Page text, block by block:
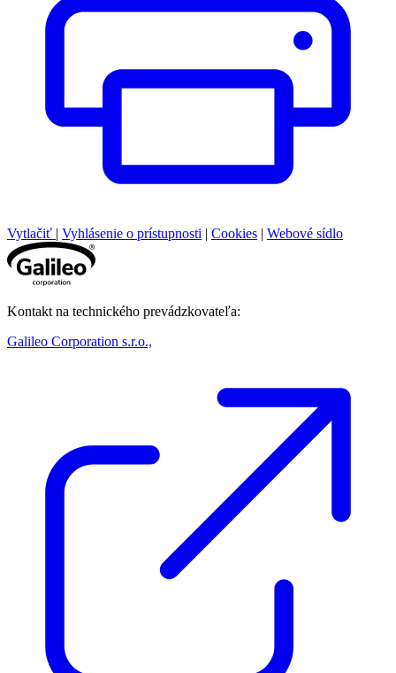
Vytlačiť | Vyhlásenie o prístupnosti | Cookies | Webové sídlo
Kontakt na technického prevádzkovateľa:
Galileo Corporation s.r.o.,